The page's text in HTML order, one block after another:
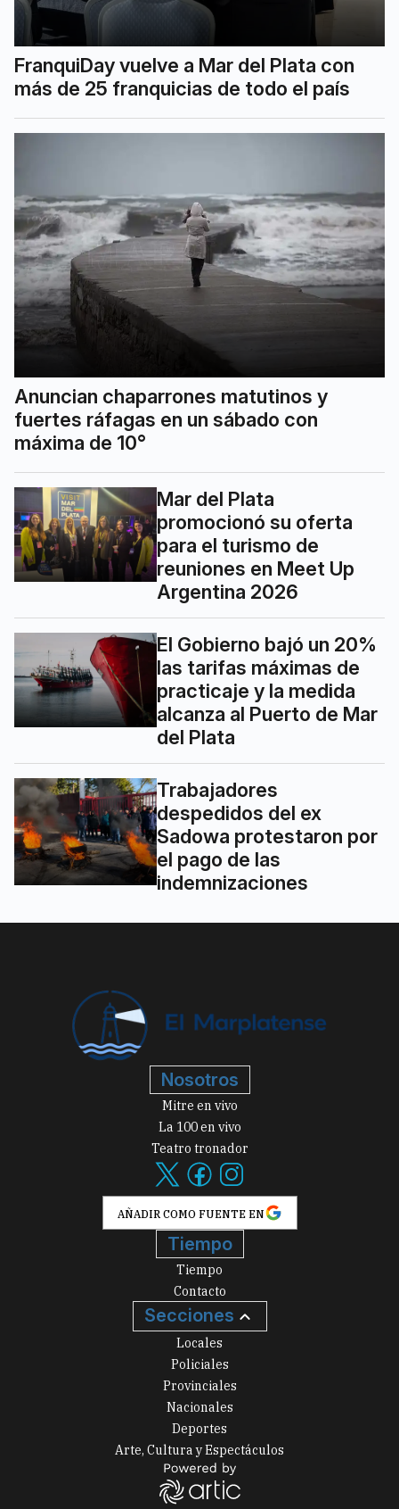
FranquiDay vuelve a Mar del Plata con
más de 25 franquicias de todo el país
Anuncian chaparrones matutinos y
fuertes ráfagas en un sábado con
máxima de 10°
Mar del Plata
promocionó su oferta
para el turismo de
reuniones en Meet Up
Argentina 2026
El Gobierno bajó un 20%
las tarifas máximas de
practicaje y la medida
alcanza al Puerto de Mar
del Plata
Trabajadores
despedidos del ex
Sadowa protestaron por
el pago de las
indemnizaciones
Nosotros
Mitre en vivo
La 100 en vivo
Teatro tronador
AÑADIR COMO FUENTE EN
Tiempo
Tiempo
Contacto
Secciones
Locales
Policiales
Provinciales
Nacionales
Deportes
Arte, Cultura y Espectáculos